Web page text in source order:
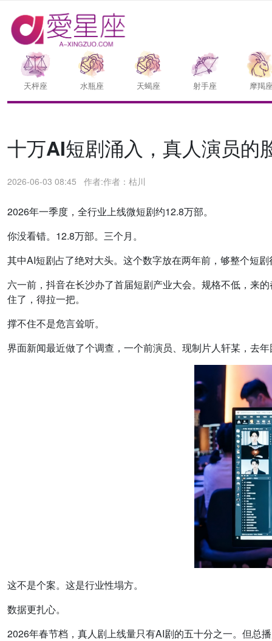
天枰座 水瓶座 天蝎座 射手座 摩羯
十万AI短剧涌入，真人演员的
2026-06-03 08:45 作者:作者：枯川
2026年一季度，全行业上线微短剧约12.8万部。
你没看错。12.8万部。三个月。
其中AI短剧占了绝对大头。这个数字放在两年前，够整个短
六一前，抖音在长沙办了首届短剧产业大会。规格不低，来
住了，得拉一把。
撑不住不是危言耸听。
界面新闻最近做了个调查，一个前演员、现制片人轩某，去
这不是个案。这是行业性塌方。
数据更扎心。
2026年春节档，真人剧上线量只有AI剧的五十分之一。但总